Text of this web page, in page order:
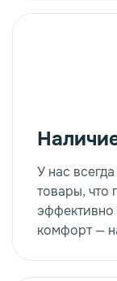
У нас
товары, что
эффективно
комфорт —